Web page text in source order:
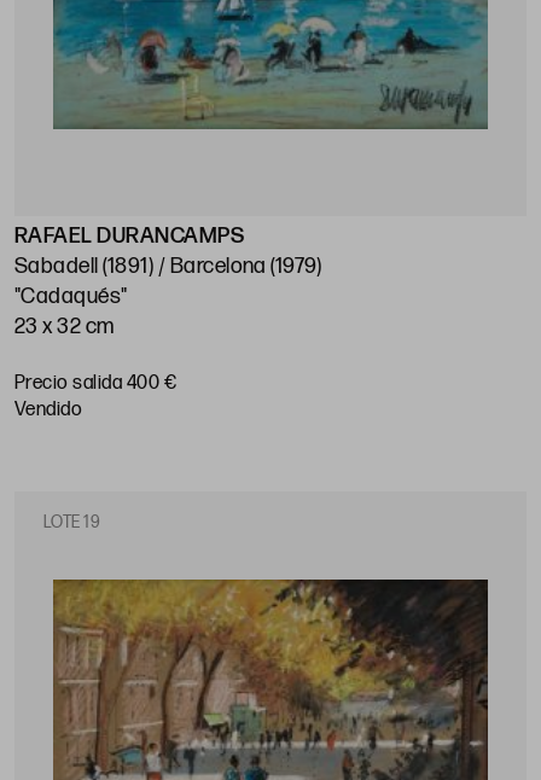
RAFAEL DURANCAMPS
Sabadell (1891) / Barcelona (1979)
"Cadaqués"
23 x 32 cm
Precio salida 400 €
vendido
LOTE 19